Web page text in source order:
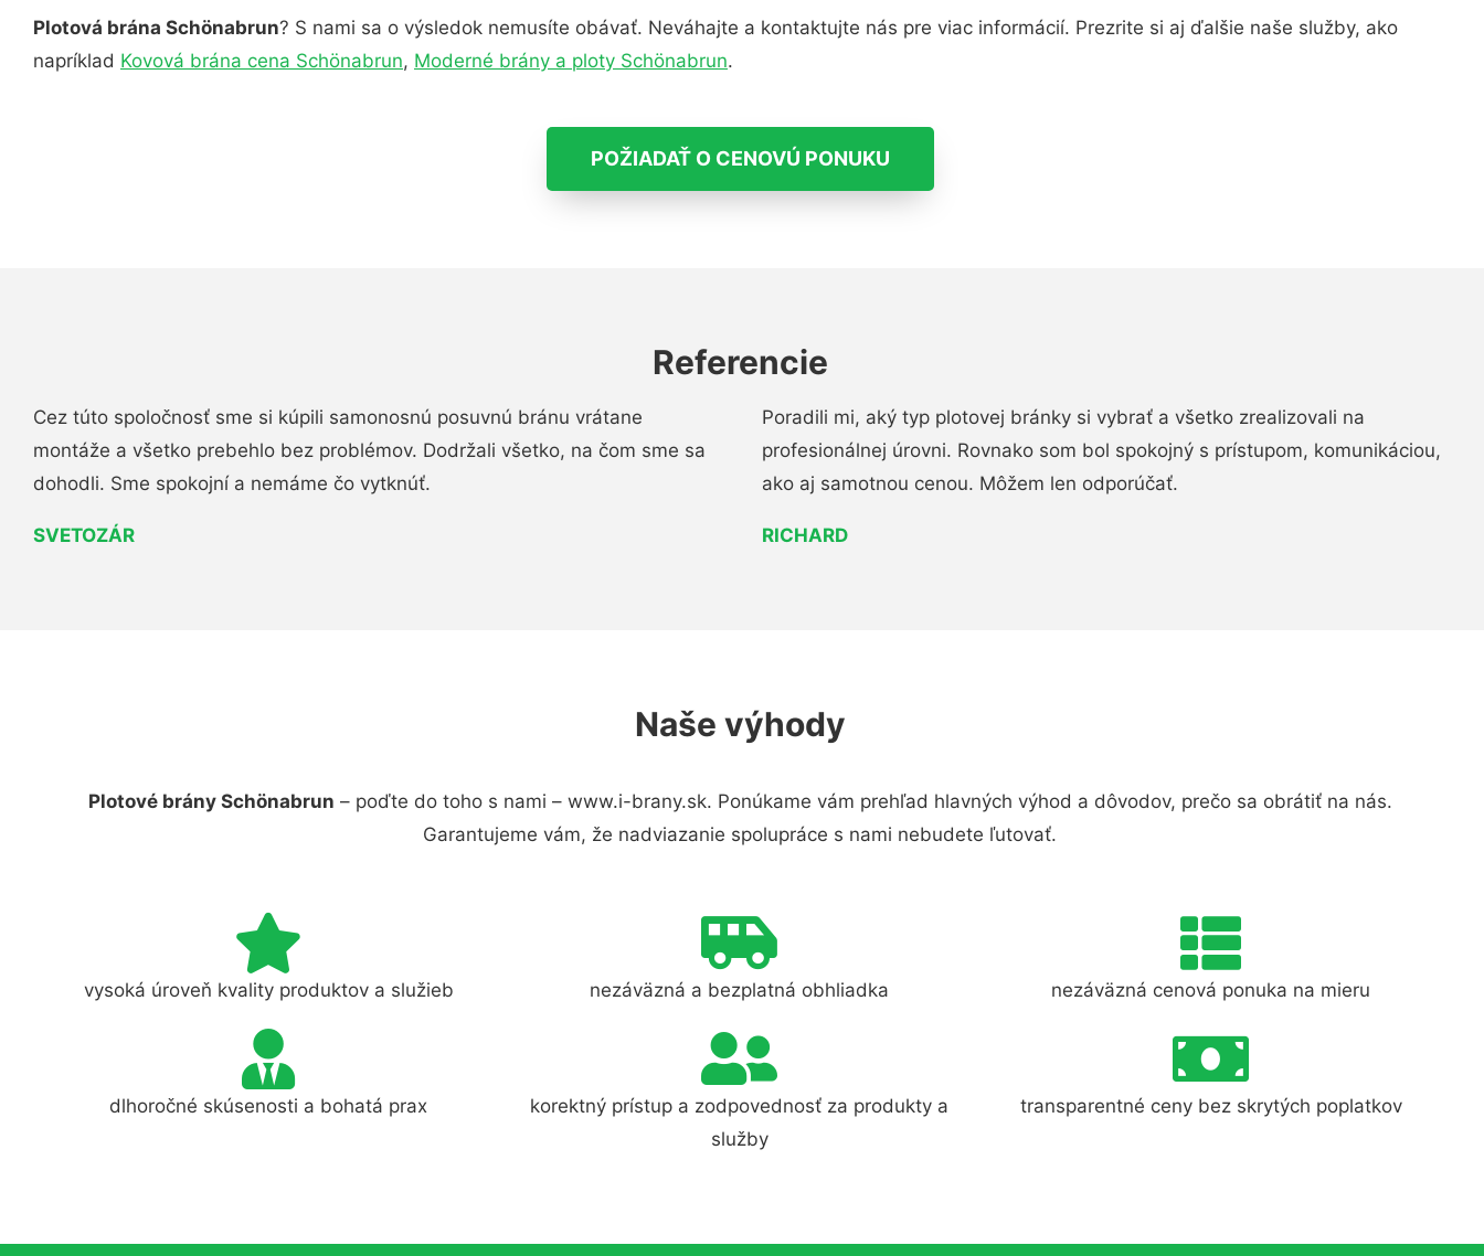
Plotová brána Schönabrun? S nami sa o výsledok nemusíte obávať. Neváhajte a kontaktujte nás pre viac informácií. Prezrite si aj ďalšie naše služby, ako
napríklad Kovová brána cena Schönabrun, Moderné brány a ploty Schönabrun.
POŽIADAŤ O CENOVÚ PONUKU
Referencie
Cez túto spoločnosť sme si kúpili samonosnú posuvnú bránu vrátane
montáže a všetko prebehlo bez problémov. Dodržali všetko, na čom sme sa
dohodli. Sme spokojní a nemáme čo vytknúť.
SVETOZÁR
Poradili mi, aký typ plotovej bránky si vybrať a všetko zrealizovali na
profesionálnej úrovni. Rovnako som bol spokojný s prístupom, komunikáciou,
ako aj samotnou cenou. Môžem len odporúčať.
RICHARD
Naše výhody
Plotové brány Schönabrun – poďte do toho s nami – www.i-brany.sk. Ponúkame vám prehľad hlavných výhod a dôvodov, prečo sa obrátiť na nás.
Garantujeme vám, že nadviazanie spolupráce s nami nebudete ľutovať.
vysoká úroveň kvality produktov a služieb nezáväzná a bezplatná obhliadka nezáväzná cenová ponuka na mieru
dlhoročné skúsenosti a bohatá prax
korektný prístup a zodpovednosť za produkty a
služby
transparentné ceny bez skrytých poplatkov